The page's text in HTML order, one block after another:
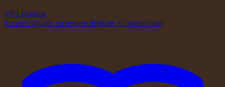
VPS Hosting
Servere virtuale cu resurse dedicate și control total